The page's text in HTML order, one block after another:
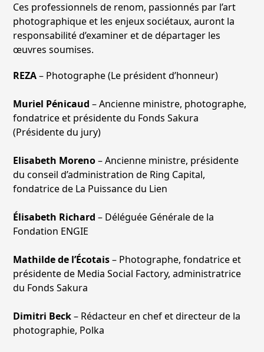
Ces professionnels de renom, passionnés par l’art
photographique et les enjeux sociétaux, auront la
responsabilité d’examiner et de départager les
œuvres soumises.
REZA– Photographe (Le président d’honneur)
Muriel Pénicaud – Ancienne ministre, photographe,
fondatrice et présidente du Fonds Sakura
(Présidente du jury)
Elisabeth Moreno– Ancienne ministre, présidente
du conseil d’administration de Ring Capital,
fondatrice de La Puissance du Lien
Élisabeth Richard – Déléguée Générale de la
Fondation ENGIE
Mathilde de l’Écotais– Photographe, fondatrice et
présidente de Media Social Factory, administratrice
du Fonds Sakura
Dimitri Beck– Rédacteur en chef et directeur de la
photographie, Polka